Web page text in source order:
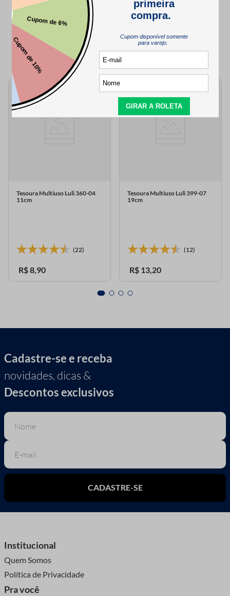
QUEM VIU,TAMBÉM VIU..
Tesoura Multiuso Luli 360-04
11cm
(22)
R$8,90
Tesoura Multiuso Luli 399-07
19cm
(12)
R$ 13,20
Cadastre-se e receba
novidades, dicas &
Descontos exclusivos
CADASTRE-SE
Institucional
Quem Somos
Política de Privacidade
Pra você